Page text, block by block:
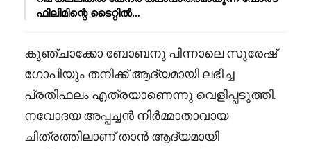
ഫിലിമിന്റെ ടൈറ്റിൽ…
കുഞ്ചാക്കോ ബോബനു പിന്നാലെ സുരേഷ്
ഗോപിയും തനിക്ക് ആദ്യമായി ലഭിച്ച
പ്രതിഫലം എത്രയാണെന്നു വെളിപ്പടുത്തി.
നവോദയ അപ്പച്ചൻ നിർമ്മാതാവായ
ചിത്രത്തിലാണ് താൻ ആദ്യമായി